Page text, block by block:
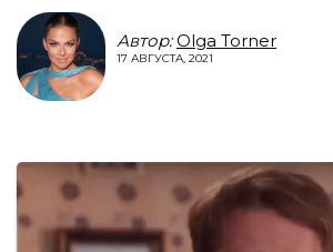
Автор: Olga Torner
17 АВГУСТА, 2021